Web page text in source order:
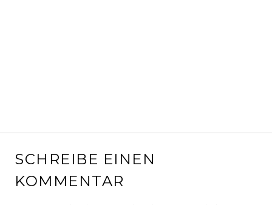
SCHREIBE EINEN
KOMMENTAR